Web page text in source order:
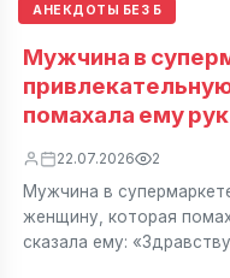
АНЕКДОТЫ БЕЗ Б
Мужчина в
помахала ему рук
22.07.2026 2
Мужчина в
женщину, которая
сказала ему: